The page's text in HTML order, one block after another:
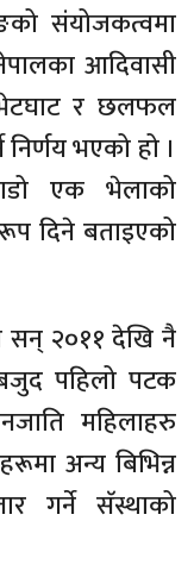
संयोजकत्वमा
आदिवासी
र छलफल
भएको हो ।
एक भेलाको
दिने बताइएको
सन् २०११ देखि नै
पहिलो पटक
महिलाहरु
अन्य बिभिन्न
गर्ने सॅस्थाको